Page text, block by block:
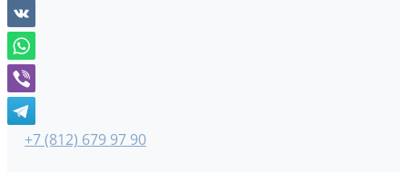
+7 (812) 679 97 90